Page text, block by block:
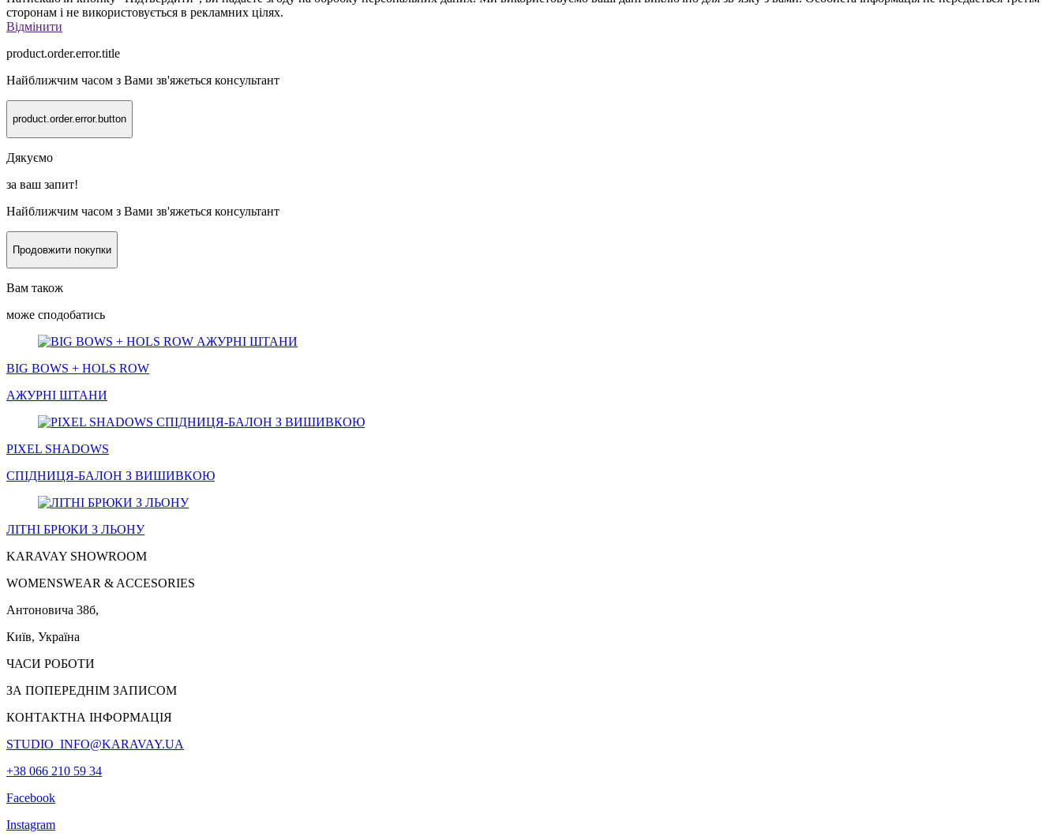
сторонам і не використовується в рекламних цілях.
Відмінити
product.order.error.title
Найближчим часом з Вами зв'яжеться консультант
product.order.error.button
Дякуємо
за ваш запит!
Найближчим часом з Вами зв'яжеться консультант
Продовжити покупки
Вам також
може сподобатись
BIG BOWS + HOLS ROW
АЖУРНІ ШТАНИ
PIXEL SHADOWS
СПІДНИЦЯ-БАЛОН З ВИШИВКОЮ
ЛІТНІ БРЮКИ З ЛЬОНУ
KARAVAY SHOWROOM
WOMENSWEAR & ACCESORIES
Антоновича 38б,
Київ, Україна
ЧАСИ РОБОТИ
ЗА ПОПЕРЕДНІМ ЗАПИСОМ
КОНТАКТНА ІНФОРМАЦІЯ
STUDIO_INFO@KARAVAY.UA
+38 066 210 59 34
Facebook
Instagram